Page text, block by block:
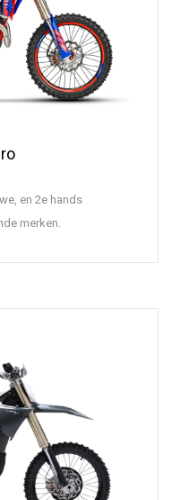
en 2e hands
merken.